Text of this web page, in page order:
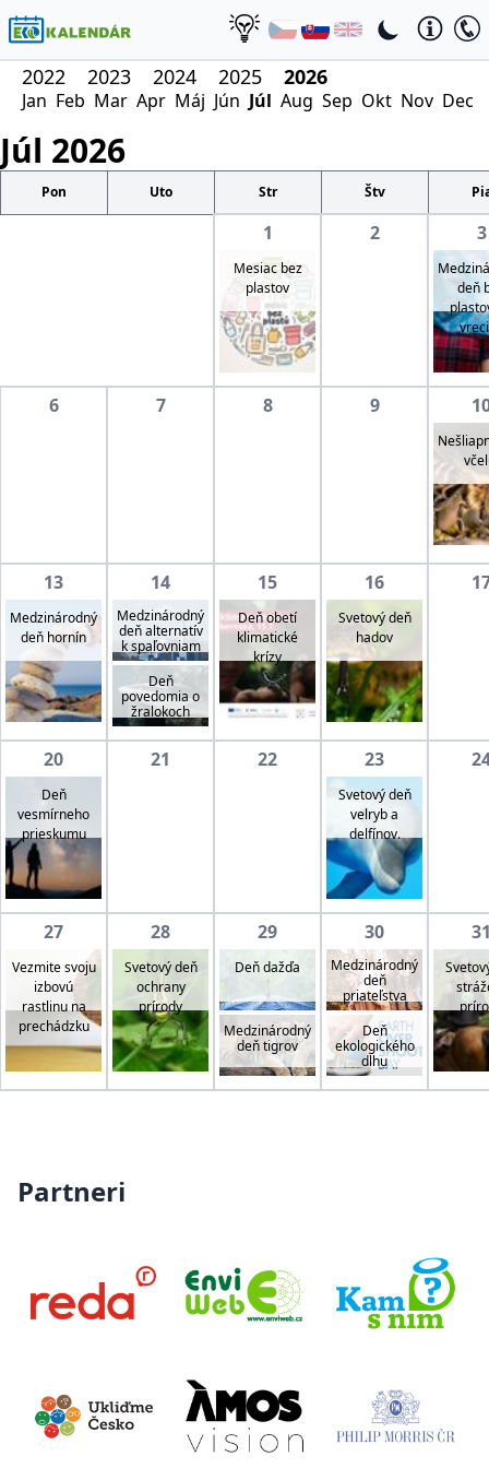
2022 2023 2024 2025 2026
Jan Feb Mar Apr Máj Jún Júl Aug Sep Okt Nov Dec
Júl 2026
Pon Uto Str Štv
1
Mesiac bez
plastov
2 3
deň
6 7 8 9
13
Medzinárodný
deň hornín
14
Medzinárodný
deň alternatív
k spaľovniam
Deň
povedomia o
žralokoch
15
Deň obetí
klimatické
krízy
16
Svetový deň
hadov
20
Deň
vesmírneho
prieskumu
21 22 23
Svetový deň
velryb a
delfínov.
27
Vezmite svoju
izbovú
rastlinu na
prechádzku
28
Svetový deň
ochrany
prírody
29
Deň dažďa
Medzinárodný
deň tigrov
30
Medzinárodný
deň
priateľstva
Deň
ekologického
dlhu
Partneri